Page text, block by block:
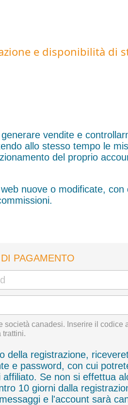
e disponibilità di
vendite e
allo stesso tempo le
del proprio
nuove o modificate, con
PAGAMENTO
società canadesi. Inserire il codice
trattini.
della registrazione,
e password, con cui
affiliato. Se non si effettua
10 giorni dalla
e l'account sarà